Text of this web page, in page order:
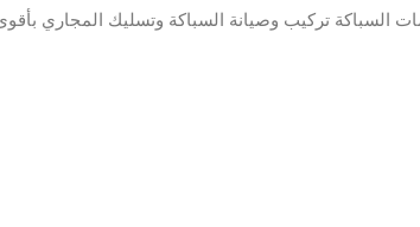
تركيب وصيانة السباكة وتسليك المجاري